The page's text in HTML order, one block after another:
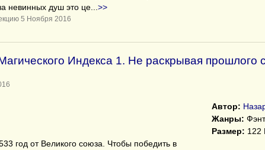
невинных душ это це
>>
5 Ноября 2016
Индекса 1. Не раскрывая прошлого
год от Великого союза. Чтобы победить в
Автор:
Жанры:
Размер: 122